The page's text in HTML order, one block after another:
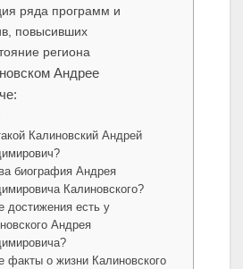
ряда программ и
повысивших
региона
Андрее
Калиновский Андрей
биография Андрея
Калиновского?
достижения есть у
Андрея
факты о жизни Калиновского